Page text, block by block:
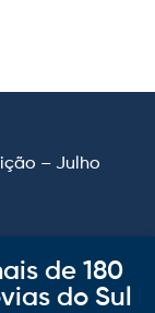
– Julho
de 180
do Sul